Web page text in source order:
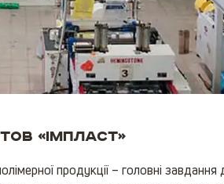
«ІМПЛАСТ»
продукції – головні завдання